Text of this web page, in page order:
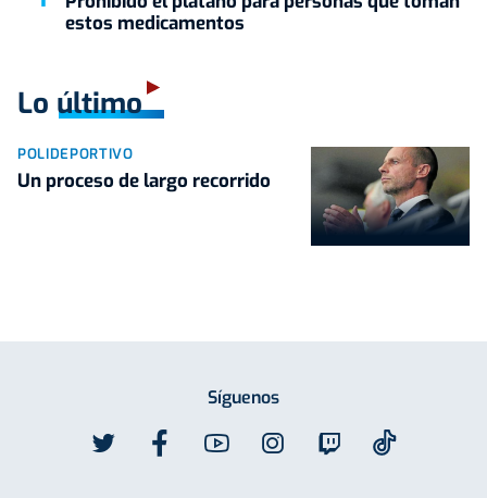
estos medicamentos
Lo último
POLIDEPORTIVO
Un proceso de largo recorrido
Síguenos